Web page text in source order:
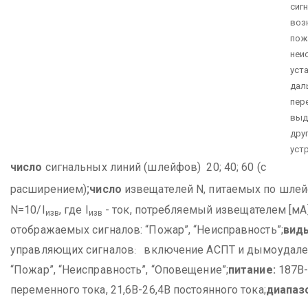
число сигнальных линий (шлейфов) 20; 40; 60 (с
расширением);число извещателей N, питаемых по
N=10/I изв, где I изв - ток, потребляемый извещателем
отображаемых сигналов: “Пожар”, “Неисправность”;
управляющих сигналов:
включение АСПТ и
“Пожар”, “Неисправность”, “Оповещение”;питание:
переменного тока, 21,6В-26,4В постоянного тока;